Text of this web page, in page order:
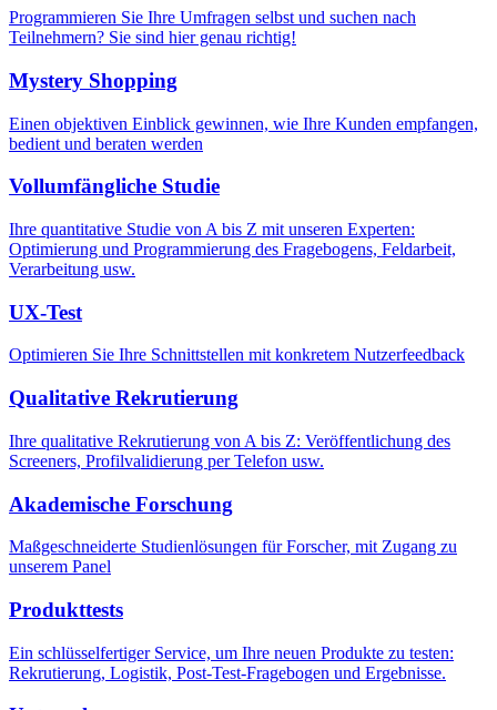
Programmieren Sie Ihre Umfragen selbst und suchen nach
Teilnehmern? Sie sind hier genau richtig!
Mystery Shopping
Einen objektiven Einblick gewinnen, wie Ihre Kunden empfangen,
bedient und beraten werden
Vollumfängliche Studie
Ihre quantitative Studie von A bis Z mit unseren Experten:
Optimierung und Programmierung des Fragebogens, Feldarbeit,
Verarbeitung usw.
UX-Test
Optimieren Sie Ihre Schnittstellen mit konkretem Nutzerfeedback
Qualitative Rekrutierung
Ihre qualitative Rekrutierung von A bis Z: Veröffentlichung des
Screeners, Profilvalidierung per Telefon usw.
Akademische Forschung
Maßgeschneiderte Studienlösungen für Forscher, mit Zugang zu
unserem Panel
Produkttests
Ein schlüsselfertiger Service, um Ihre neuen Produkte zu testen:
Rekrutierung, Logistik, Post-Test-Fragebogen und Ergebnisse.